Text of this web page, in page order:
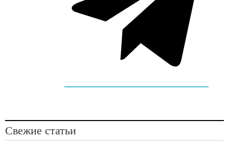
Свежие статьи